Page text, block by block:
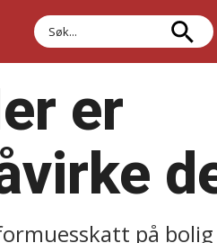
Søk
er
på